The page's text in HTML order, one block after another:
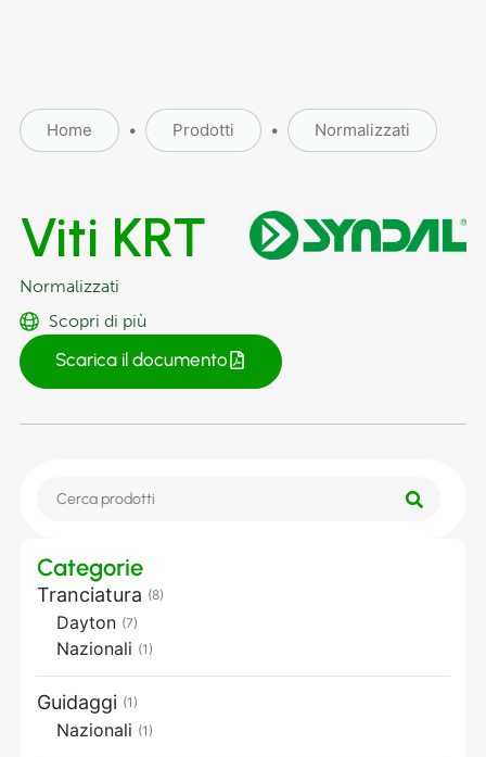
Home • Prodotti • Normalizzati
Viti KRT
Normalizzati
Scopri di più
Scarica il documento
Categorie
Tranciatura (8)
Dayton (7)
Nazionali (1)
Guidaggi (1)
Nazionali (1)